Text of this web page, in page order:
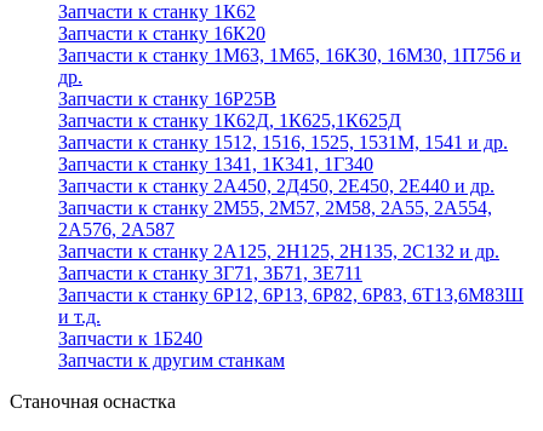
Запчасти к станку 1К62
Запчасти к станку 16К20
Запчасти к станку 1М63, 1М65, 16К30, 16М30, 1П756 и
др.
Запчасти к станку 16Р25В
Запчасти к станку 1К62Д, 1К625,1К625Д
Запчасти к станку 1512, 1516, 1525, 1531М, 1541 и др.
Запчасти к станку 1341, 1К341, 1Г340
Запчасти к станку 2А450, 2Д450, 2Е450, 2Е440 и др.
Запчасти к станку 2М55, 2М57, 2М58, 2А55, 2А554,
2А576, 2А587
Запчасти к станку 2А125, 2Н125, 2Н135, 2С132 и др.
Запчасти к станку 3Г71, 3Б71, 3Е711
Запчасти к станку 6Р12, 6Р13, 6Р82, 6Р83, 6Т13,6М83Ш
и т.д.
Запчасти к 1Б240
Запчасти к другим станкам
Станочная оснастка